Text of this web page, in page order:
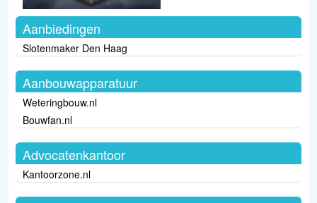
Aanbiedingen
Slotenmaker Den Haag
Aanbouwapparatuur
Weteringbouw.nl
Bouwfan.nl
Advocatenkantoor
Kantoorzone.nl